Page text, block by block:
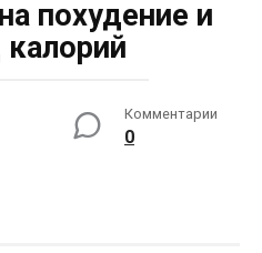
похудение и
калорий
Комментарии
0